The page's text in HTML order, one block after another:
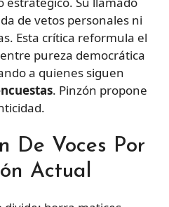
de vetos personales ni
Esta crítica reformula el
pureza democrática
a quienes siguen
. Pinzón propone
De Voces Por
Actual